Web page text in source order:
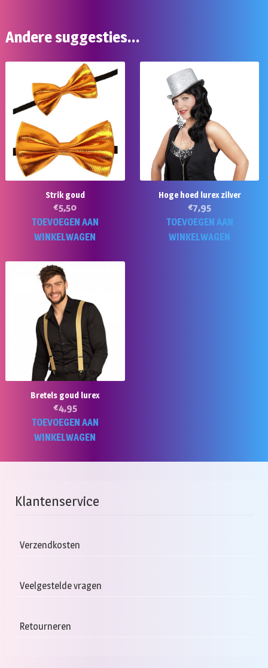
Andere suggesties…
Strik goud
€5,50
TOEVOEGEN AAN
WINKELWAGEN
Hoge hoed lurex zilver
€7,95
TOEVOEGEN AAN
WINKELWAGEN
Bretels goud lurex
€4,95
TOEVOEGEN AAN
WINKELWAGEN
Klantenservice
Verzendkosten
Veelgestelde vragen
Retourneren